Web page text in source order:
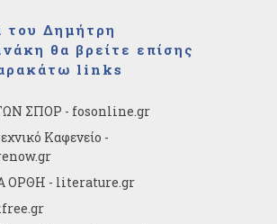
του Δημήτρη
θα βρείτε επίσης
links
ΣΠΟΡ - fosonline.gr
Καφενείο -
ΟΡΘΗ - literature.gr